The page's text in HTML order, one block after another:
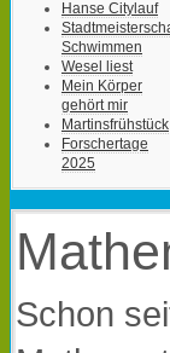
Hanse Citylauf
Schwimmen
Wesel liest
Mein Körper
gehört mir
Martinsfrühstück
Forschertage
2025
Schon